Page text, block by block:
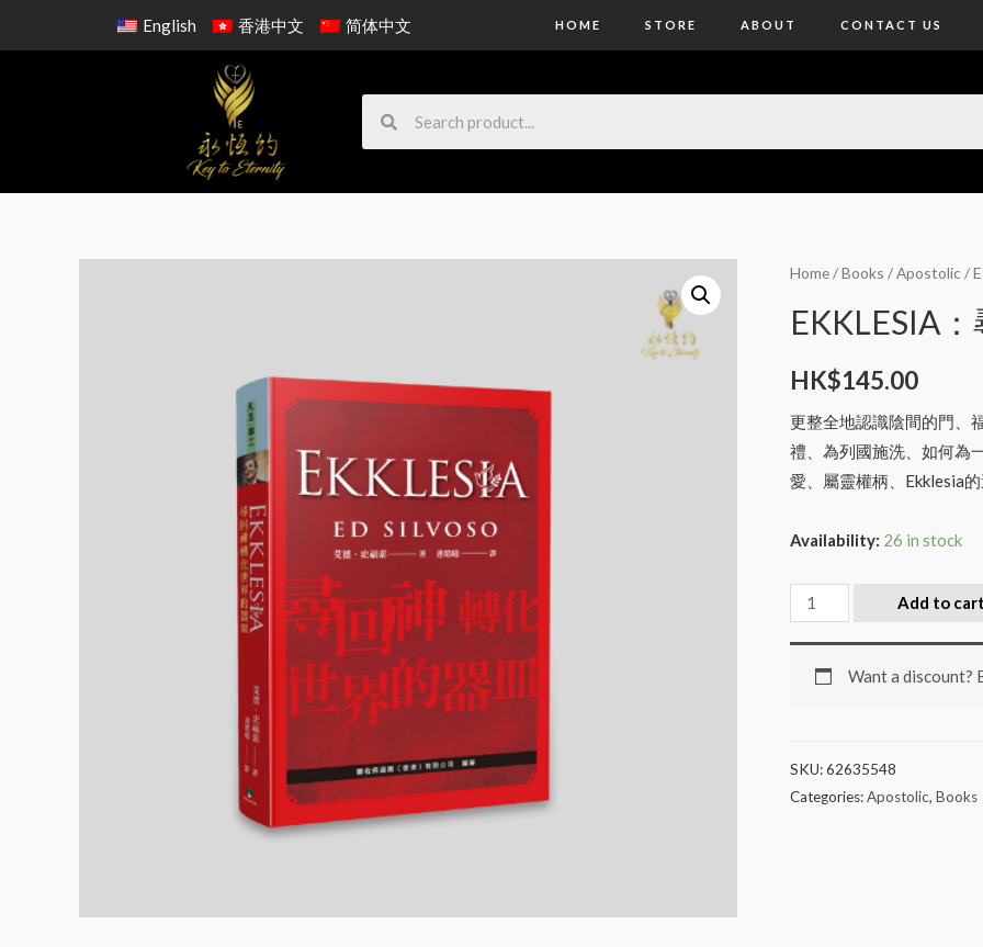
English 香港中文 简体中文 HOME STORE ABOUT CONTACT US
Home/Books /Apostolic /
EKKLESIA
HK$145.00
更整全地認識陰間的門、
禮、為列國施洗、如何為
愛、屬靈權柄、Ekklesia
Availability: 26 in stock
Add to cart
Want a discount?
SKU:62635548
Categories:Apostolic, Books